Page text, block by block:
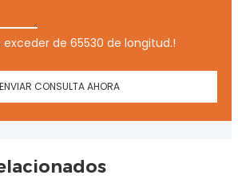
de 65530 de longitud.!
ENVIAR CONSULTA AHORA